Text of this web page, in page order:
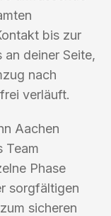
bis zur
deiner Seite,
nach
verläuft.
Aachen
Team
Phase
sorgfältigen
sicheren